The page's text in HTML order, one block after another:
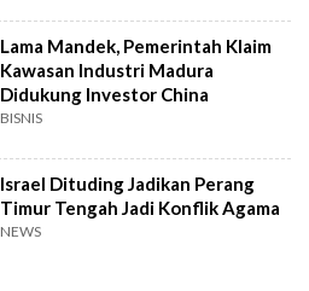
Lama Mandek, Pemerintah Klaim
Kawasan Industri Madura
Didukung Investor China
BISNIS
Israel Dituding Jadikan Perang
Timur Tengah Jadi Konflik Agama
NEWS